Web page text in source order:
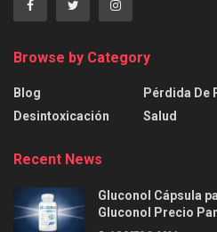
Browse by Category
Blog
Desintoxicación
Pérdida De
Salud
Recent News
Gluconol Cápsula
Gluconol Precio